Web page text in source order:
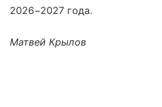
2026−2027 года.
Матвей Крылов